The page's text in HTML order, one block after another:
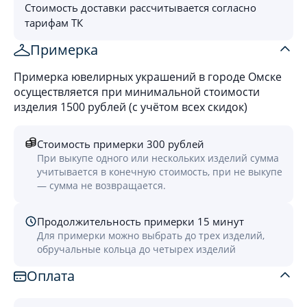
Стоимость доставки рассчитывается согласно
тарифам ТК
Примерка
Примерка ювелирных украшений в городе Омске
осуществляется при минимальной стоимости
изделия 1500 рублей (с учётом всех скидок)
Стоимость примерки 300 рублей
При выкупе одного или нескольких изделий сумма
учитывается в конечную стоимость, при не выкупе
— сумма не возвращается.
Продолжительность примерки 15 минут
Для примерки можно выбрать до трех изделий,
обручальные кольца до четырех изделий
Оплата